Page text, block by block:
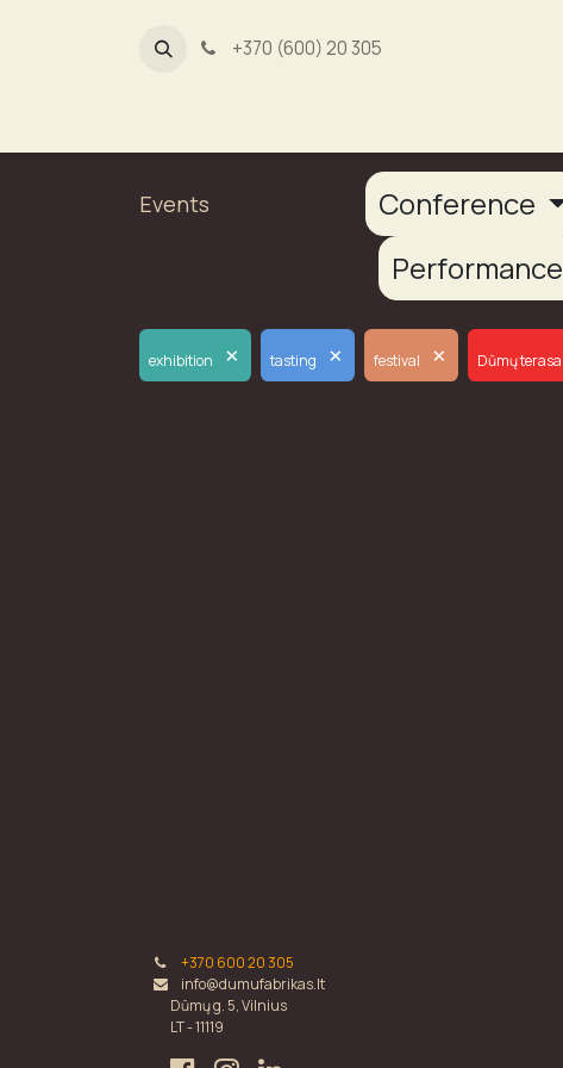
+370 (600) 20 305
Events Conference
Performance
exhibition × tasting × festival × Dūmų terasa
+370 600 20 305
info@dumufabrikas.lt
Dūmų g. 5, Vilnius
LT - 11119